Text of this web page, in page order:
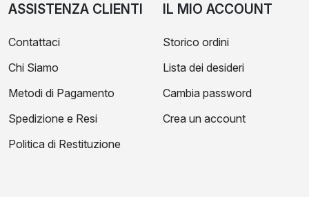
ASSISTENZA CLIENTI
Contattaci
Chi Siamo
Metodi di Pagamento
Spedizione e Resi
Politica di Restituzione
IL MIO ACCOUNT
Storico ordini
Lista dei desideri
Cambia password
Crea un account